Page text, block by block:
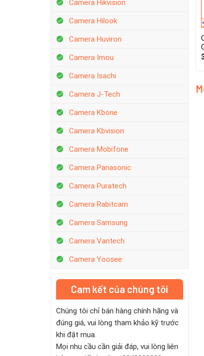
Camera Hikvision
Camera Hilook
Camera Huviron
Camera Imou
Camera Isachi
Camera J-Tech
Camera Kbone
Camera Kbvision
Camera Mobifone
Camera Panasonic
Camera Puratech
Camera Rabitcam
Camera Samsung
Camera Vantech
Camera Yoosee
Cam kết của chúng tôi
Chúng tôi chỉ bán hàng chính hãng và
đúng giá, vui lòng tham khảo kỹ trước
khi đặt mua.
Mọi nhu cầu cần giải đáp, vui lòng liên